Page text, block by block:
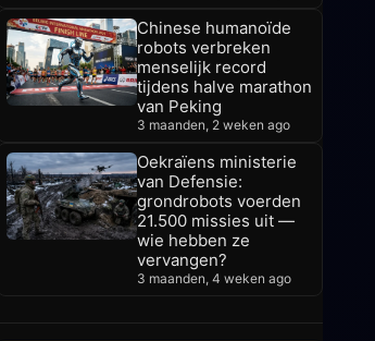
Chinese humanoïde
robots verbreken
menselijk record
tijdens halve marathon
van Peking
3 maanden, 2 weken ago
Oekraïens ministerie
van Defensie:
grondrobots voerden
21.500 missies uit —
wie hebben ze
vervangen?
3 maanden, 4 weken ago